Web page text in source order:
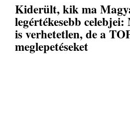
Kiderült, kik ma
legértékesebb
is verhetetlen, de a
meglepetéseket